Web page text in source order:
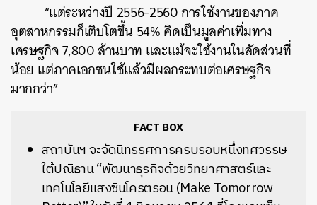
“แต่ระหว่างปี 2556-2560 การใช้งานของภาค
อุตสาหกรรมก็เติบโตขึ้น 54% คิดเป็นมูลค่าเพิ่มทาง
เศรษฐกิจ 7,800 ล้านบาท และแม้จะใช้งานในสัดส่วนที่
น้อย แต่ภาคเอกชนใช้แล้วมีผลกระทบต่อเศรษฐกิจ
มากกว่า”
FACT BOX
สถาบันฯ จะจัดนิทรรศการครบรอบหนึ่งทศวรรษ
ใต้ปณิธาน “พัฒนาธุรกิจด้วยวิทยาศาสตร์และ
เทคโนโลยีแสงซินโครตรอน (Make Tomorrow